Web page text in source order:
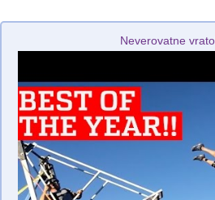
Neverovatne